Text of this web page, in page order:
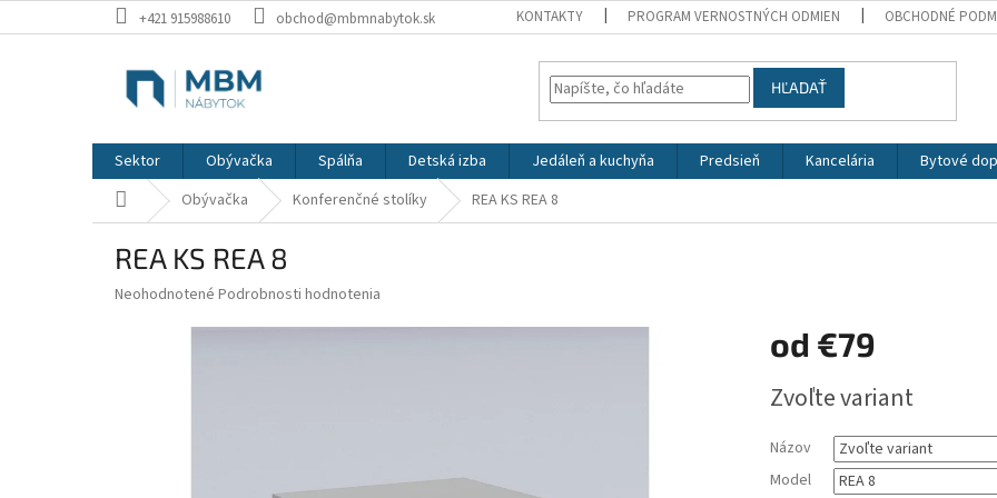
na
+421 915988610 obchod@mbmnabytok.sk KONTAKTY PROGRAM VERNOSTNÝCH ODMIEN OBCHODNÉ
HĽADAŤ
Sektor Obývačka Spálňa Detská izba Jedáleň a kuchyňa Predsieň Kancelária Bytové
Domov Obývačka Konferenčné stolíky REA KS REA 8
REA KS REA 8
Priemerné
Neohodnotené Podrobnosti hodnotenia
od €79
cena:
Zvoľte variant
Názov
Model